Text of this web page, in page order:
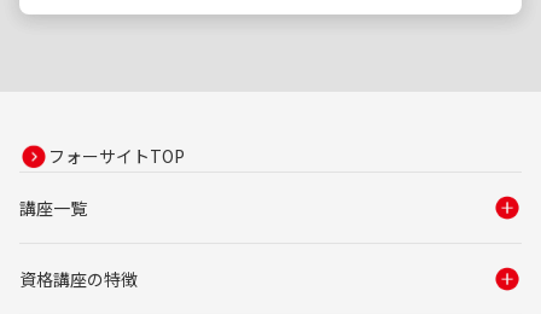
フォーサイトTOP
講座一覧
資格講座の特徴